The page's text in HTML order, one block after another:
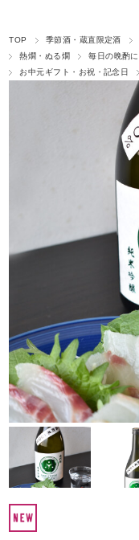
TOP 季節酒・蔵直限定酒
熱燗・ぬる燗
毎日の晩酌に
お中元ギフト・お祝・記念日